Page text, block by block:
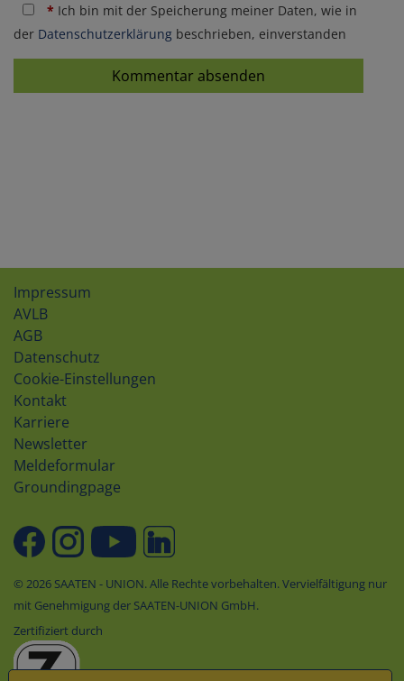
* Ich bin mit der Speicherung meiner Daten, wie in
der Datenschutzerklärung beschrieben, einverstanden
Kommentar absenden
Impressum
AVLB
AGB
Datenschutz
Cookie-Einstellungen
Kontakt
Karriere
Newsletter
Meldeformular
Groundingpage
© 2026 SAATEN - UNION. Alle Rechte vorbehalten. Vervielfältigung nur
mit Genehmigung der SAATEN-UNION GmbH.
Zertifiziert durch